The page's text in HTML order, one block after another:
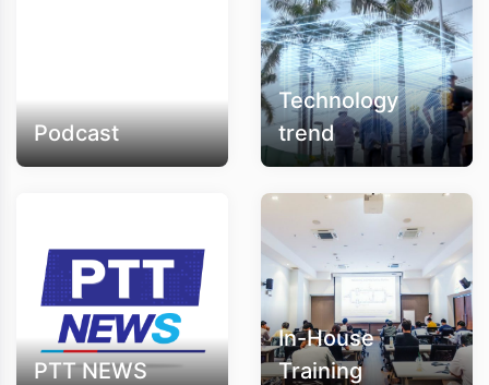
Podcast
Technology
trend
PTT NEWS
In-House
Training
Loading...